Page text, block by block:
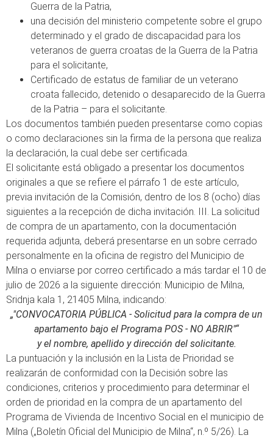
Guerra de la Patria,
una decisión del ministerio competente sobre el grupo
determinado y el grado de discapacidad para los
veteranos de guerra croatas de la Guerra de la Patria
para el solicitante,
Certificado de estatus de familiar de un veterano
croata fallecido, detenido o desaparecido de la Guerra
de la Patria – para el solicitante.
Los documentos también pueden presentarse como copias
o como declaraciones sin la firma de la persona que realiza
la declaración, la cual debe ser certificada.
El solicitante está obligado a presentar los documentos
originales a que se refiere el párrafo 1 de este artículo,
previa invitación de la Comisión, dentro de los 8 (ocho) días
siguientes a la recepción de dicha invitación. III. La solicitud
de compra de un apartamento, con la documentación
requerida adjunta, deberá presentarse en un sobre cerrado
personalmente en la oficina de registro del Municipio de
Milna o enviarse por correo certificado a más tardar el 10 de
julio de 2026 a la siguiente dirección: Municipio de Milna,
Sridnja kala 1, 21405 Milna, indicando:
„"CONVOCATORIA PÚBLICA - Solicitud para la compra de un
apartamento bajo el Programa POS - NO ABRIR"“
y el nombre, apellido y dirección del solicitante.
La puntuación y la inclusión en la Lista de Prioridad se
realizarán de conformidad con la Decisión sobre las
condiciones, criterios y procedimiento para determinar el
orden de prioridad en la compra de un apartamento del
Programa de Vivienda de Incentivo Social en el municipio de
Milna („Boletín Oficial del Municipio de Milna“, n.º 5/26). La